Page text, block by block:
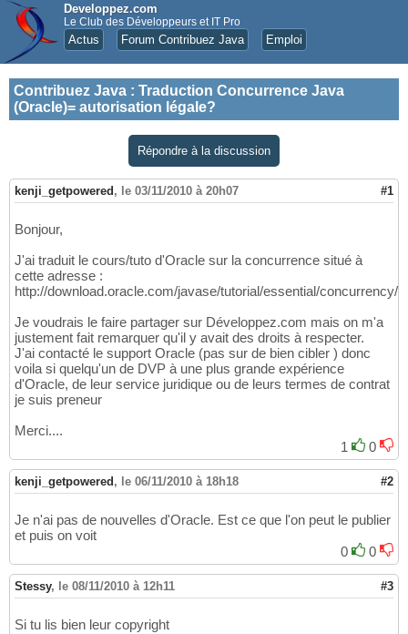
Developpez.com
Le Club des Développeurs et IT Pro
Actus Forum Contribuez Java Emploi
Contribuez Java : Traduction Concurrence Java
(Oracle)= autorisation légale?
Répondre à la discussion
kenji_getpowered , le 03/11/2010 à 20h07 #1
Bonjour,
J'ai traduit le cours/tuto d'Oracle sur la concurrence situé à
cette adresse :
http://download.oracle.com/javase/tutorial/essential/concurrency/
Je voudrais le faire partager sur Développez.com mais on m'a
justement fait remarquer qu'il y avait des droits à respecter.
J'ai contacté le support Oracle (pas sur de bien cibler ) donc
voila si quelqu'un de DVP à une plus grande expérience
d'Oracle, de leur service juridique ou de leurs termes de contrat
je suis preneur
Merci....
1
0
kenji_getpowered , le 06/11/2010 à 18h18 #2
Je n'ai pas de nouvelles d'Oracle. Est ce que l'on peut le publier
et puis on voit
0
0
Stessy, le 08/11/2010 à 12h11 #3
Si tu lis bien leur copyright